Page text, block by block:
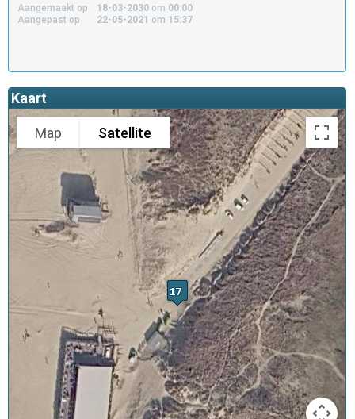
Aangemaakt op 18-03-2030 om 00:00
Aangepast op
22-05-2021 om 15:37
Kaart
Map Satellite